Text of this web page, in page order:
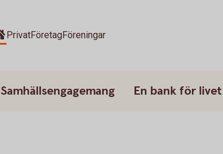
PrivatFöretagFöreningar
Samhällsengagemang En bank för livet